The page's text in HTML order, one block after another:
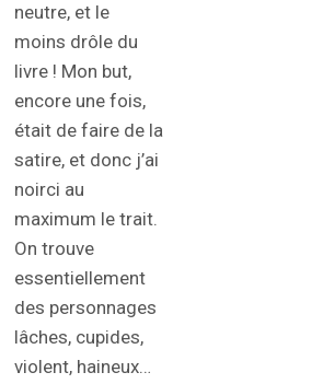
neutre, et le
moins drôle du
livre ! Mon but,
encore une fois,
était de faire de la
satire, et donc j’ai
noirci au
maximum le trait.
On trouve
essentiellement
des personnages
lâches, cupides,
violent, haineux…